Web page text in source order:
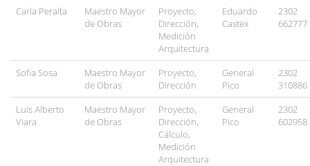
Carla Peralta
Maestro Mayor
de Obras
Proyecto,
Dirección,
Medición
Arquitectura
Eduardo
Castex
2302
662777
Sofia Sosa
Maestro Mayor
de Obras
Proyecto,
Dirección
General
Pico
2302
310886
Luis Alberto
Viara
Maestro Mayor
de Obras
Proyecto,
Dirección,
Cálculo,
Medición
Arquitectura
General
Pico
2302
602958